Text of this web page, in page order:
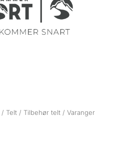
/ Telt / Tilbehør telt / Varanger